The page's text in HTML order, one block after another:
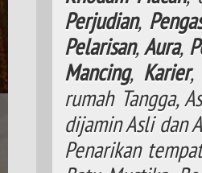
Perjudian,
Pelarisan,Aura,
Mancing, Karier,
rumah Tangga,
dijamin Asli dan
Penarikan